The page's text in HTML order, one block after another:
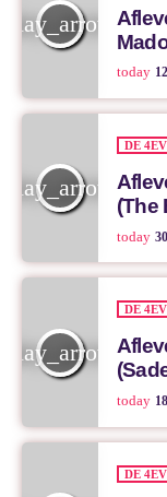
play_arrow
today
play_arrow
DE
(The
today
play_arrow
DE
today
DE